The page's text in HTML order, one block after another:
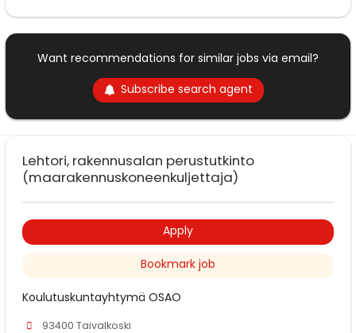
Want recommendations for similar jobs via email?
Subscribe search agent
Lehtori, rakennusalan perustutkinto
(maarakennuskoneenkuljettaja)
Apply
Bookmark job
Koulutuskuntayhtymä OSAO
93400 Taivalkoski